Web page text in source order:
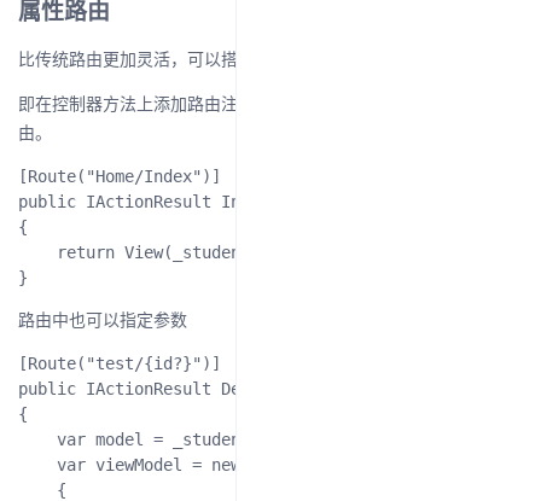
属性路由
比传统路由更加灵活，可以搭配传统路由使用。
即在控制器方法上添加路由注解，一个方法可以同时映射多个路
由。
[Route("Home/Index")]
public IActionResult Index()
{
    return View(_studentRepository.GetAll());
路由中也可以指定参数
[Route("test/{id?}")]
public IActionResult Details(int id = 1)
{
    var model = _studentRepository.GetById(id);
    var viewModel = new StudentDetailsViewModel
    {